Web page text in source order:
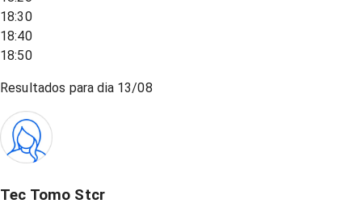
18:30
18:40
18:50
Resultados para dia 13/08
Tec Tomo Stcr